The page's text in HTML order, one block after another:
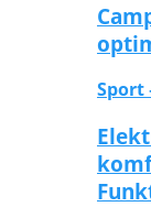
Sport